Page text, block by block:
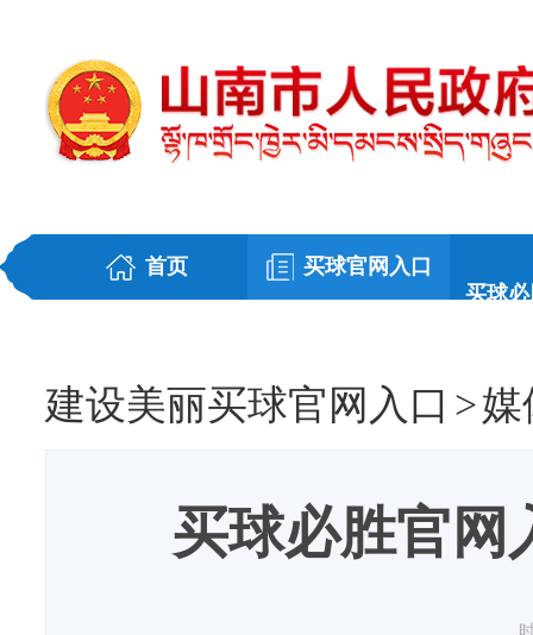
首页
买球官网入口
买球
建设美丽买球官网入口 >媒
买球必胜官网